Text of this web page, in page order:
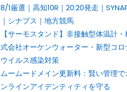
8/1厳選｜高知10R｜20:20発走｜
｜シナプス｜地方競馬
【サーモスタンド】非接触型体温計
式会社オーケンウォーター・新型コロ
ウイルス感染対策
ムームードメイン更新料：賢い管理で
ンラインアイデンティティを守る